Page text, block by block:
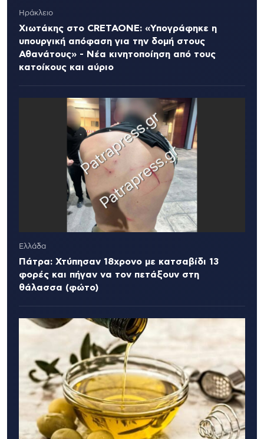
Ηράκλειο
Χιωτάκης στο CRETAONE: «Υπογράφηκε η
υπουργική απόφαση για την δομή στους
Αθανάτους» - Νέα κινητοποίηση από τους
κατοίκους και αύριο
Ελλάδα
Πάτρα: Χτύπησαν 18χρονο με κατσαβίδι 13
φορές και πήγαν να τον πετάξουν στη
θάλασσα (φώτο)